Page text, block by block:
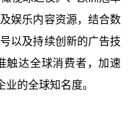
娱乐内容资源，结合数
以及持续创新的广告技
触达全球消费者，加速
业的全球知名度。